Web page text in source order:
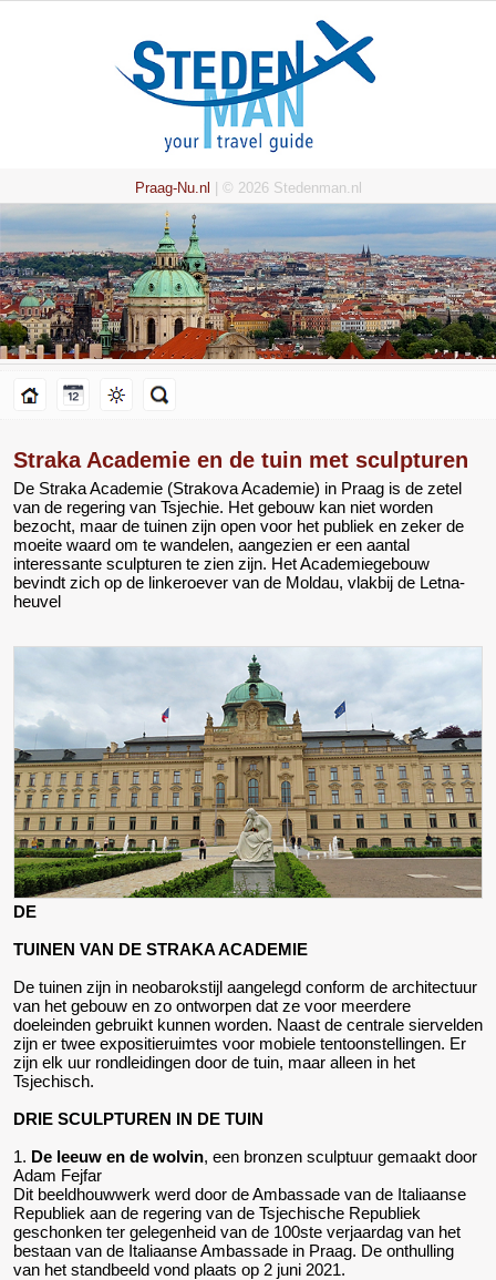
Praag-Nu.nl | © 2026 Stedenman.nl
Straka Academie en de tuin met sculpturen
De Straka Academie (Strakova Academie) in Praag is de zetel
van de regering van Tsjechie. Het gebouw kan niet worden
bezocht, maar de tuinen zijn open voor het publiek en zeker de
moeite waard om te wandelen, aangezien er een aantal
interessante sculpturen te zien zijn. Het Academiegebouw
bevindt zich op de linkeroever van de Moldau, vlakbij de Letna-
heuvel
DE
TUINEN VAN DE STRAKA ACADEMIE
De tuinen zijn in neobarokstijl aangelegd conform de architectuur
van het gebouw en zo ontworpen dat ze voor meerdere
doeleinden gebruikt kunnen worden. Naast de centrale siervelden
zijn er twee expositieruimtes voor mobiele tentoonstellingen. Er
zijn elk uur rondleidingen door de tuin, maar alleen in het
Tsjechisch.
DRIE SCULPTUREN IN DE TUIN
1. De leeuw en de wolvin, een bronzen sculptuur gemaakt door
Adam Fejfar
Dit beeldhouwwerk werd door de Ambassade van de Italiaanse
Republiek aan de regering van de Tsjechische Republiek
geschonken ter gelegenheid van de 100ste verjaardag van het
bestaan van de Italiaanse Ambassade in Praag. De onthulling
van het standbeeld vond plaats op 2 juni 2021.